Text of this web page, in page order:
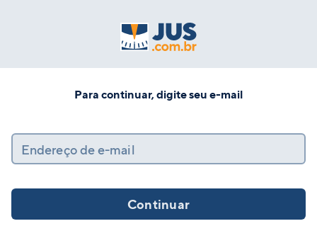
Para continuar, digite seu e-mail
Endereço de e-mail
Continuar